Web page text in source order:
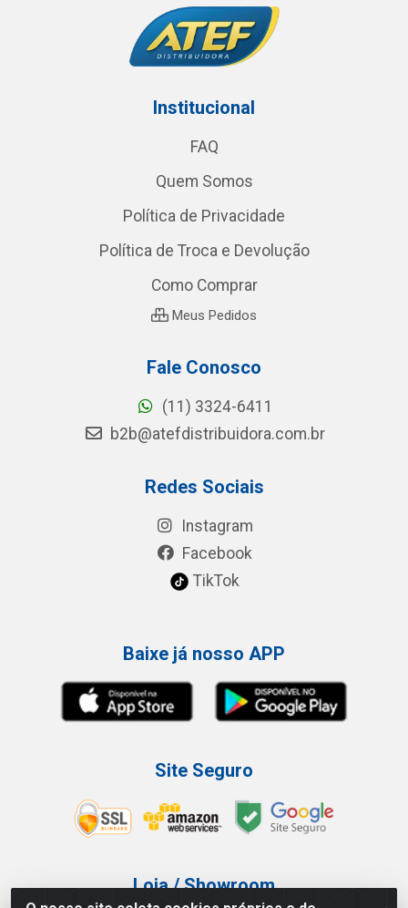
Institucional
FAQ
Quem Somos
Política de Privacidade
Política de Troca e Devolução
Como Comprar
Meus Pedidos
Fale Conosco
(11) 3324-6411
b2b@atefdistribuidora.com.br
Redes Sociais
Instagram
Facebook
TikTok
Baixe já nosso APP
Site Seguro
Loja / Showroom